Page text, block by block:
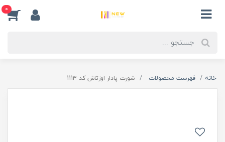
0
خانه فهرست محصولات شورت پادار اوزتاش کد 1113